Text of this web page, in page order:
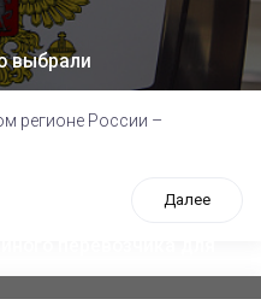
выбрали
регионе России –
Далее